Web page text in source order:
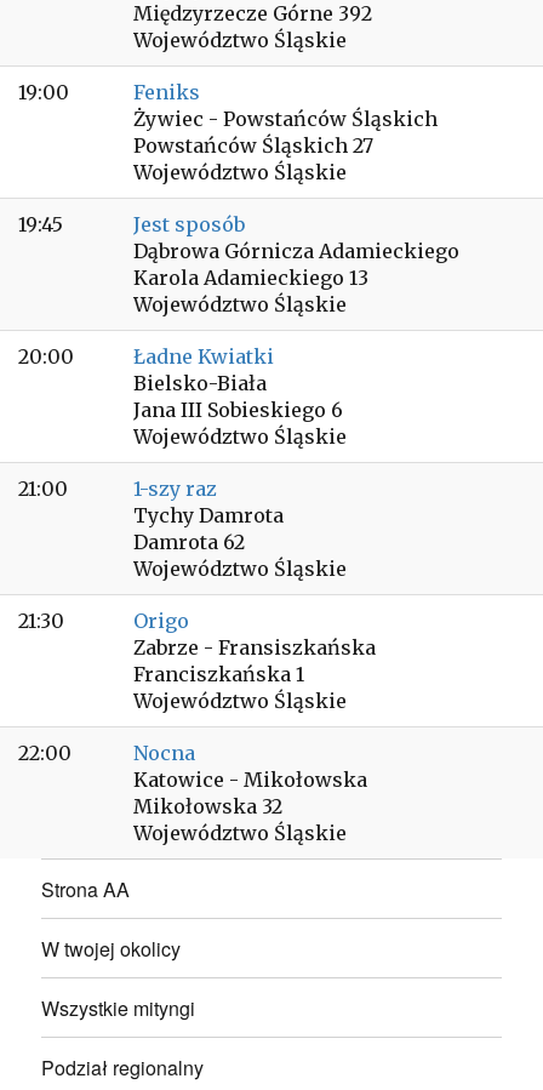
Międzyrzecze Górne 392
Województwo Śląskie
19:00
Feniks
Żywiec - Powstańców Śląskich
Powstańców Śląskich 27
Województwo Śląskie
19:45
Jest sposób
Dąbrowa Górnicza Adamieckiego
Karola Adamieckiego 13
Województwo Śląskie
20:00
Ładne Kwiatki
Bielsko-Biała
Jana III Sobieskiego 6
Województwo Śląskie
21:00
1-szy raz
Tychy Damrota
Damrota 62
Województwo Śląskie
21:30
Origo
Zabrze - Fransiszkańska
Franciszkańska 1
Województwo Śląskie
22:00
Nocna
Katowice - Mikołowska
Mikołowska 32
Województwo Śląskie
Strona AA
W twojej okolicy
Wszystkie mityngi
Podział regionalny